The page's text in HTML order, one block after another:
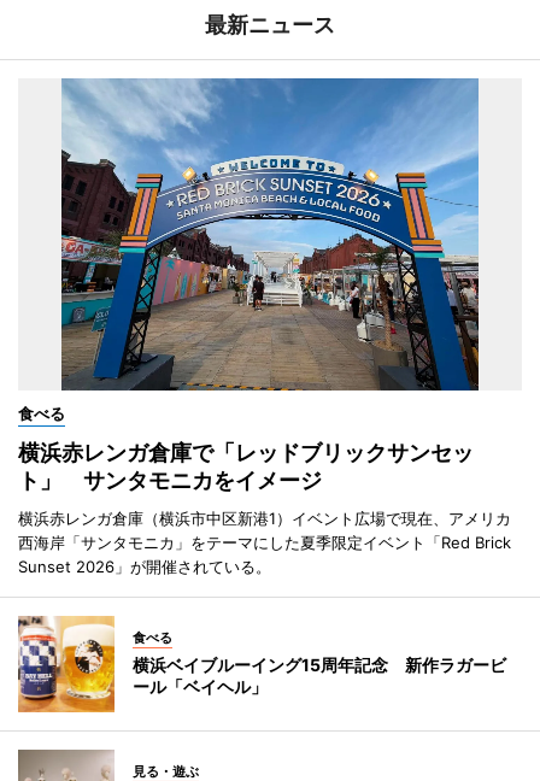
最新ニュース
食べる
横浜赤レンガ倉庫で「レッドブリックサンセッ
ト」 サンタモニカをイメージ
横浜赤レンガ倉庫（横浜市中区新港1）イベント広場で現在、アメリカ
西海岸「サンタモニカ」をテーマにした夏季限定イベント「Red Brick
Sunset 2026」が開催されている。
食べる
横浜ベイブルーイング15周年記念 新作ラガービ
ール「ベイヘル」
見る・遊ぶ